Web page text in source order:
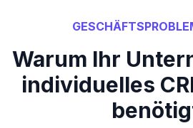
Warum Ihr
individuelles